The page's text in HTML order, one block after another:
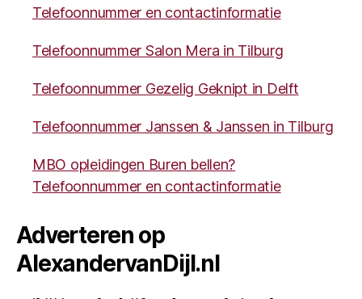
Telefoonnummer en contactinformatie
Telefoonnummer Salon Mera in Tilburg
Telefoonnummer Gezelig Geknipt in Delft
Telefoonnummer Janssen & Janssen in Tilburg
MBO opleidingen Buren bellen?
Telefoonnummer en contactinformatie
Adverteren op
AlexandervanDijl.nl